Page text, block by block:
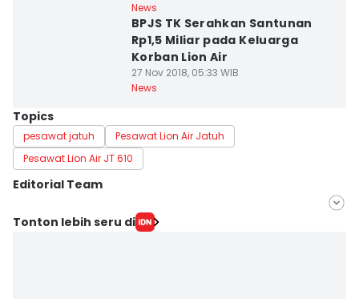
News
BPJS TK Serahkan Santunan
Rp1,5 Miliar pada Keluarga
Korban Lion Air
27 Nov 2018, 05:33 WIB
News
Topics
pesawat jatuh
Pesawat Lion Air Jatuh
Pesawat Lion Air JT 610
Editorial Team
Editor
Tonton lebih seru di